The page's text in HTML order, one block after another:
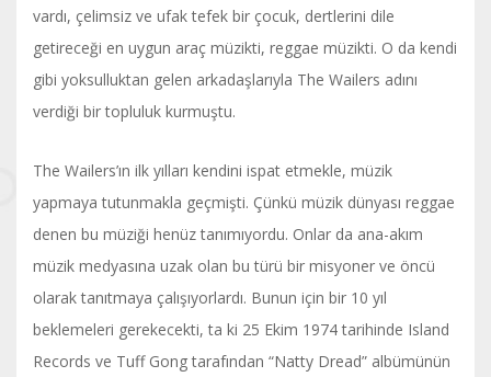
vardı, çelimsiz ve ufak tefek bir çocuk, dertlerini dile
getireceği en uygun araç müzikti, reggae müzikti. O da kendi
gibi yoksulluktan gelen arkadaşlarıyla The Wailers adını
verdiği bir topluluk kurmuştu.
The Wailers’ın ilk yılları kendini ispat etmekle, müzik
yapmaya tutunmakla geçmişti. Çünkü müzik dünyası reggae
denen bu müziği henüz tanımıyordu. Onlar da ana-akım
müzik medyasına uzak olan bu türü bir misyoner ve öncü
olarak tanıtmaya çalışıyorlardı. Bunun için bir 10 yıl
beklemeleri gerekecekti, ta ki 25 Ekim 1974 tarihinde Island
Records ve Tuff Gong tarafından “Natty Dread” albümünün